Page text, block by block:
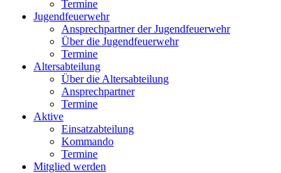
Termine
Jugendfeuerwehr
Ansprechpartner der Jugendfeuerwehr
Über die Jugendfeuerwehr
Termine
Altersabteilung
Über die Altersabteilung
Ansprechpartner
Termine
Aktive
Einsatzabteilung
Kommando
Termine
Mitglied werden